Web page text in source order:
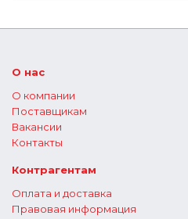
О нас
О компании
Поставщикам
Вакансии
Контакты
Контрагентам
Оплата и доставка
Правовая информация